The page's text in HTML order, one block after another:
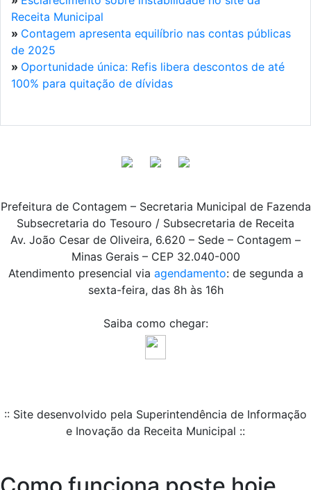
Receita Municipal
» Contagem apresenta equilíbrio nas contas públicas
de 2025
» Oportunidade única: Refis libera descontos de até
100% para quitação de dívidas
Prefeitura de Contagem – Secretaria Municipal de Fazenda
Subsecretaria do Tesouro / Subsecretaria de Receita
Av. João Cesar de Oliveira, 6.620 – Sede – Contagem –
Minas Gerais – CEP 32.040-000
Atendimento presencial via agendamento: de segunda a
sexta-feira, das 8h às 16h
Saiba como chegar:
:: Site desenvolvido pela Superintendência de Informação
e Inovação da Receita Municipal ::